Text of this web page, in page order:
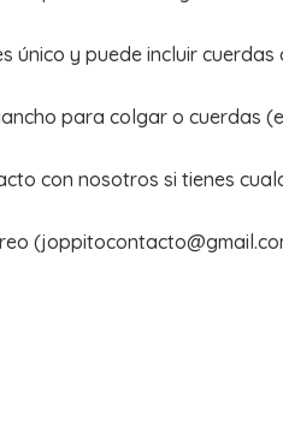
único y puede incluir
para colgar o cuerdas
con nosotros si tienes